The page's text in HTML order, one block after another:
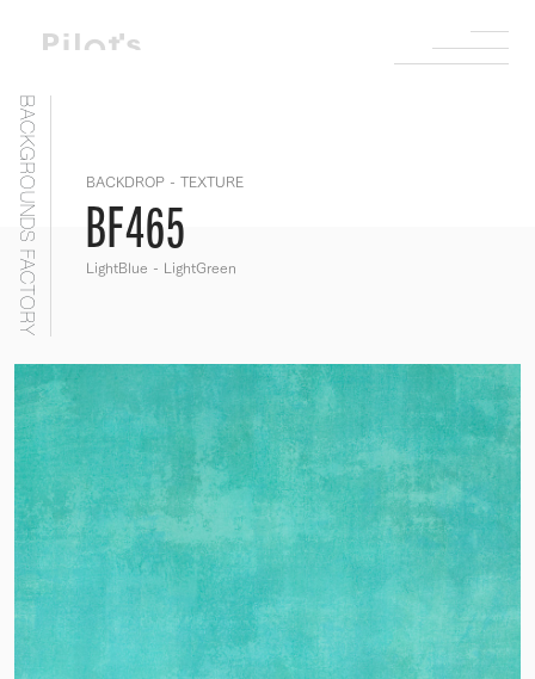
BACKGROUNDS FACTORY BACKDROP - TEXTURE
BF465
LightBlue - LightGreen